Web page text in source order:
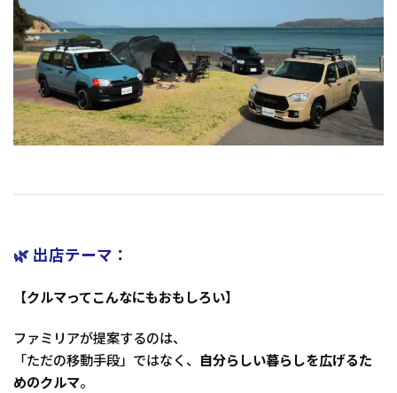
🌿 出店テーマ：
【クルマってこんなにもおもしろい】
ファミリアが提案するのは、
「ただの移動手段」ではなく、 自分らしい暮らしを広げるた
めのクルマ。